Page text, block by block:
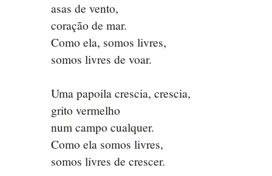
asas de vento,
coração de mar.
Como ela, somos livres,
somos livres de voar.
Uma papoila crescia, crescia,
grito vermelho
num campo cualquer.
Como ela somos livres,
somos livres de crescer.